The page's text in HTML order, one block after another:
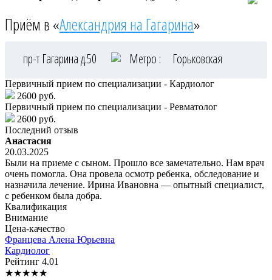
Приём в «Александрия на Гагарина»
пр-т Гагарина д.50 Метро : Горьковская
Первичный прием по специализации - Кардиолог
2600 руб.
Первичный прием по специализации - Ревматолог
2600 руб.
Последний отзыв
Анастасия
20.03.2025
Были на приеме с сыном. Прошло все замечательно. Нам врач
очень помогла. Она провела осмотр ребенка, обследование и
назначила лечение. Ирина Ивановна — опытный специалист,
с ребенком была добра.
Квалификация
Внимание
Цена-качество
Францева Алена Юрьевна
Кардиолог
Рейтинг 4.01
★★★★★